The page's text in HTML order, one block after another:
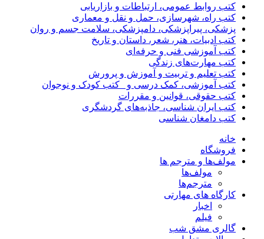
کتب روابط عمومی، ارتباطات و بازاریابی
کتب راه، شهرسازی، حمل و نقل و معماری
پزشکی، پیراپزشکی، دامپزشکی، سلامت جسم و روان
کتب ادبیات، هنر، شعر، داستان و تاریخ
کتب آموزشی فنی و حرفه‌ای
کتب مهارت‌های زندگی
کتب تعلیم و تربیت و آموزش و پرورش
کتب آموزشی، کمک درسی و _کتب کودک و نوجوان
کتب حقوقی، قوانین و مقررات
کتب ایران شناسی، جاذبه‌های گردشگری
کتب دامغان شناسی
خانه
فروشگاه
مولف‌ها و مترجم ها
مولف‌ها
مترجم‌ها
کارگاه های مهارتی
اخبار
فیلم
گالری مشق شب